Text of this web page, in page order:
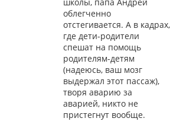
облегченно
отстегивается. А в кадрах,
где дети-родители
спешат на помощь
родителям-детям
(надеюсь, ваш мозг
выдержал этот пассаж),
творя аварию за
аварией, никто не
пристегнут вообще.